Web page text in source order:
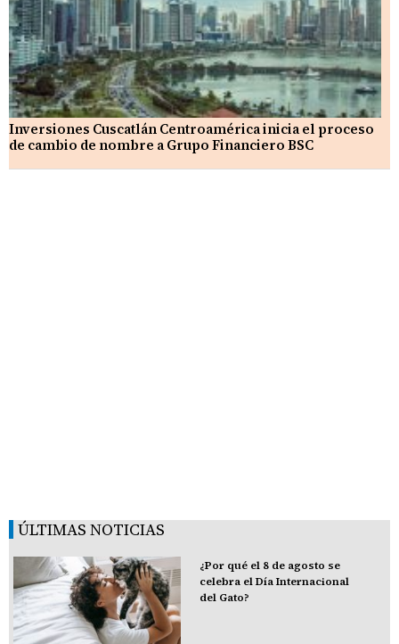
Inversiones Cuscatlán Centroamérica inicia el proceso
de cambio de nombre a Grupo Financiero BSC
ÚLTIMAS NOTICIAS
¿Por qué el 8 de agosto se
celebra el Día Internacional
del Gato?